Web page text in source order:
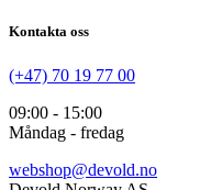
Kontakta oss
(+47) 70 19 77 00
09:00 - 15:00
Måndag - fredag
webshop@devold.no